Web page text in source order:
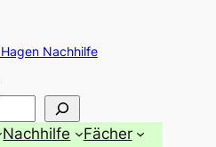
Nachhilfe
Nachhilfe
Fächer